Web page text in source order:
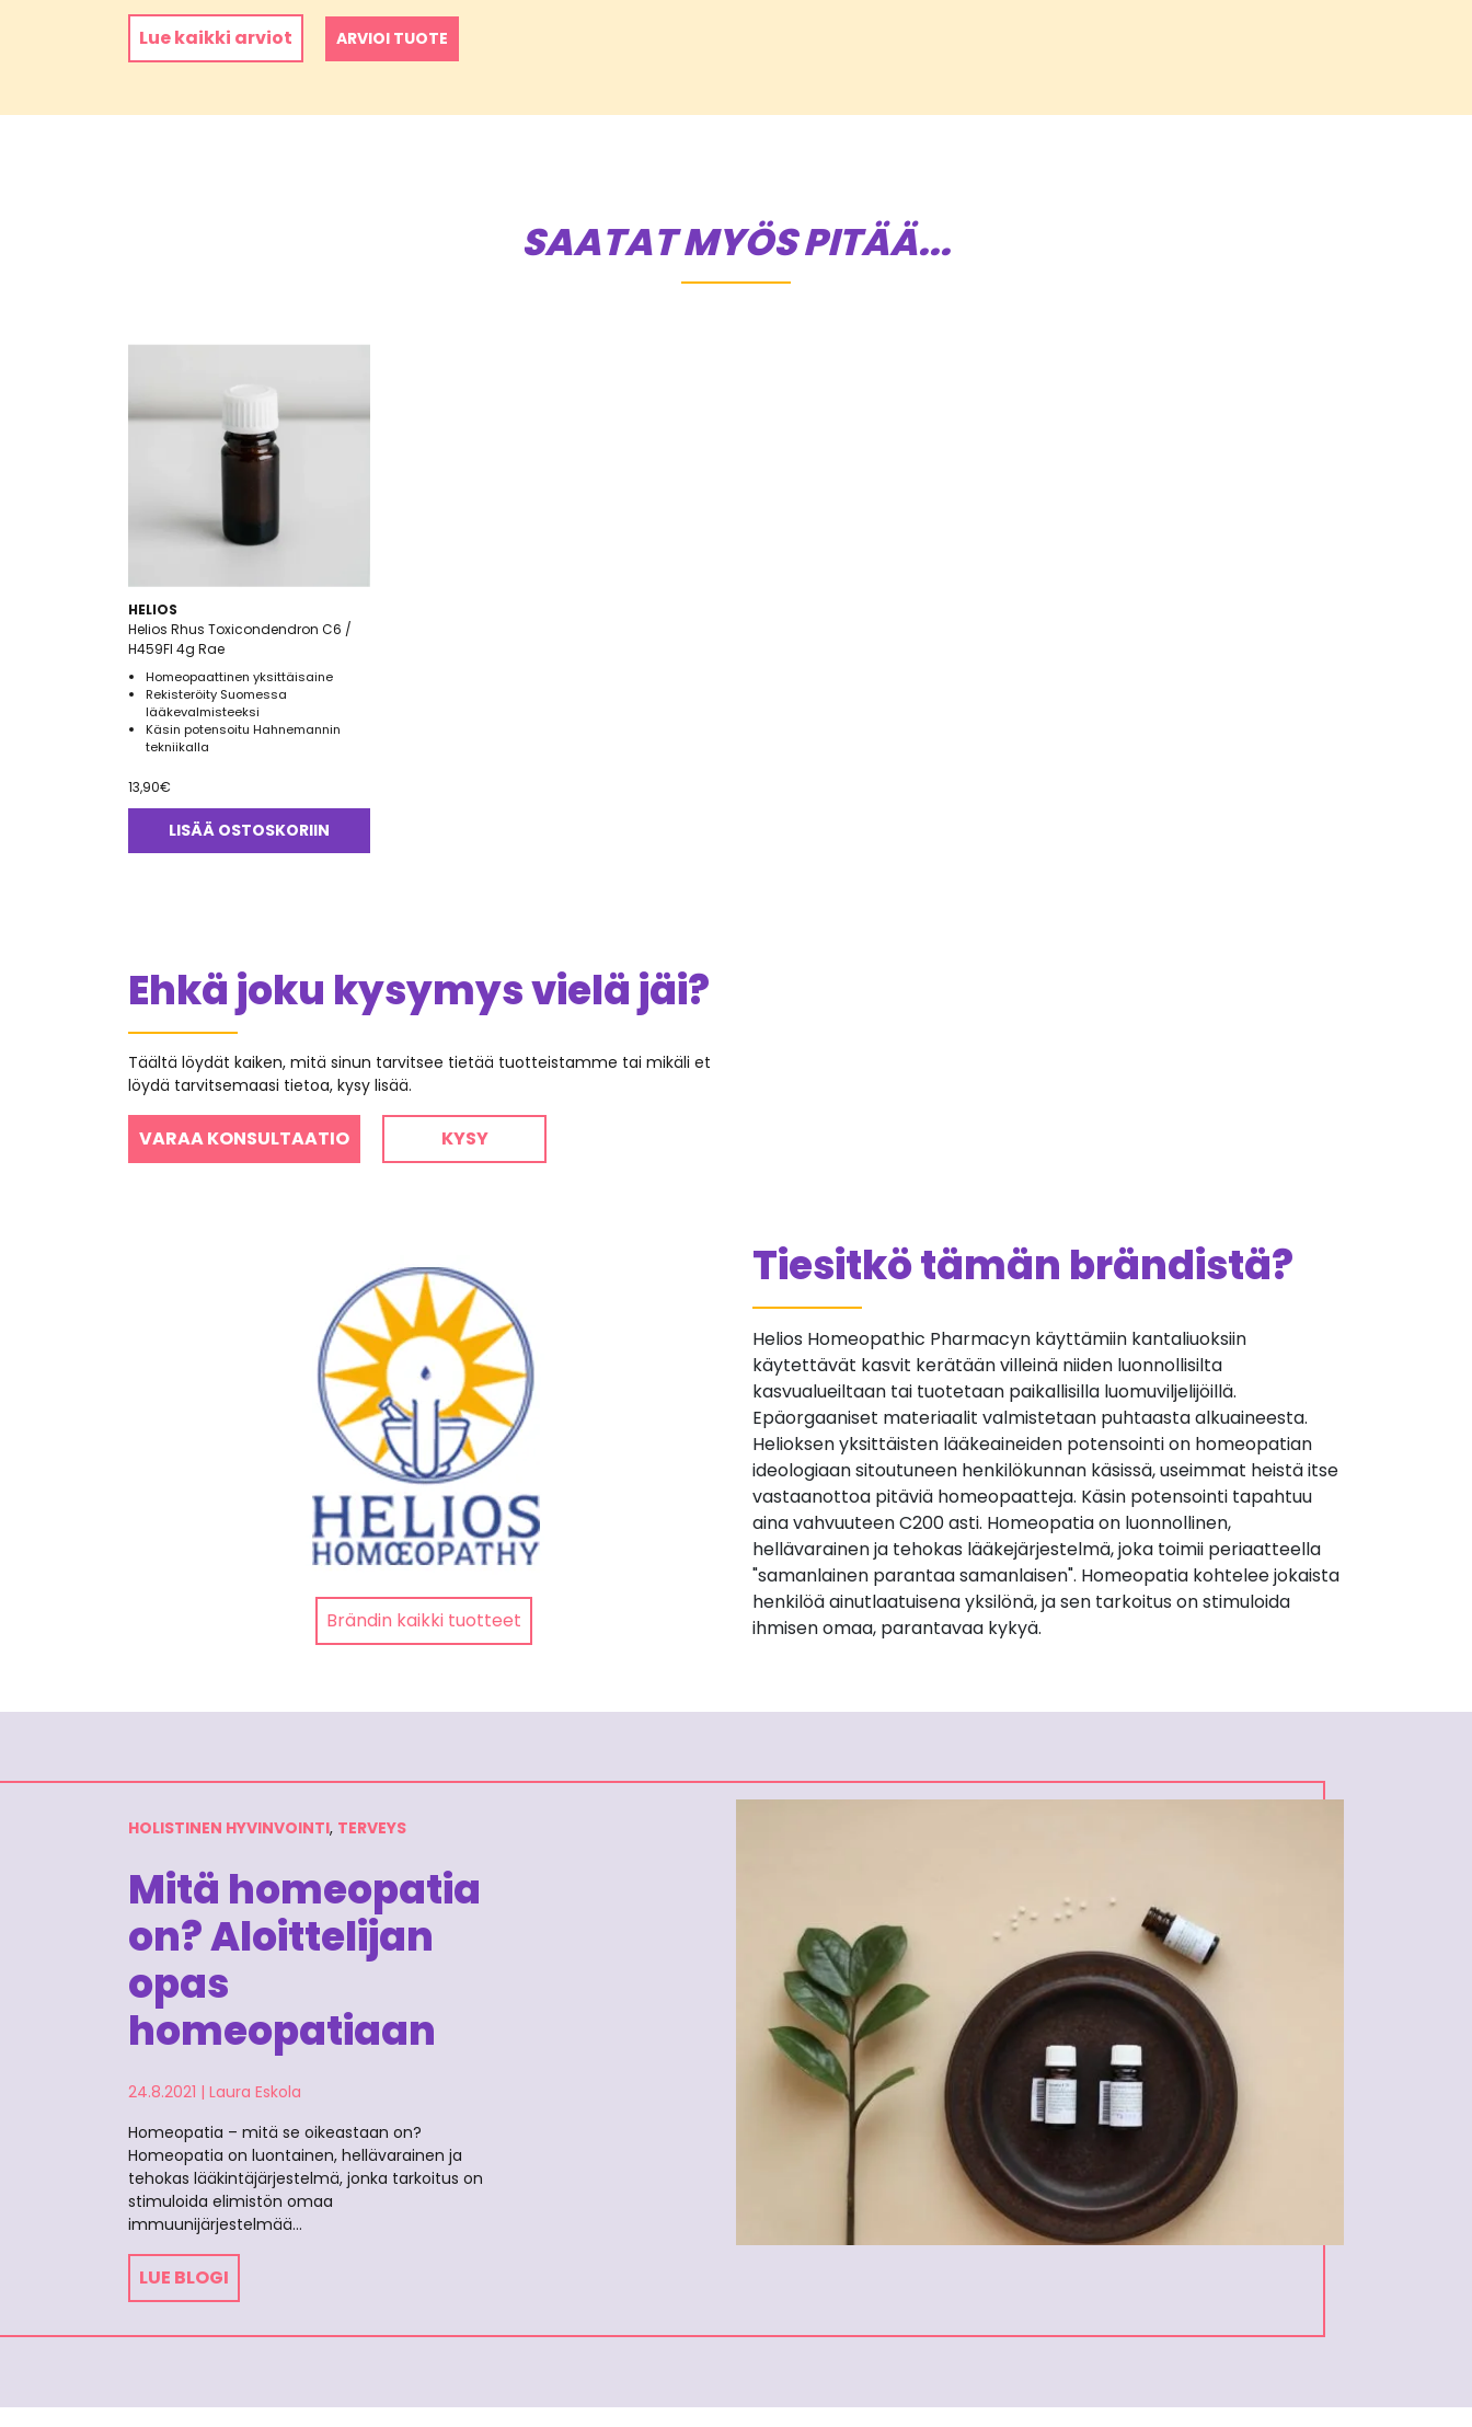
Lue kaikki arviot ARVIOI TUOTE
SAATAT MYÖS PITÄÄ...
HELIOS
Helios Rhus Toxicondendron C6 /
H459FI 4g Rae
Homeopaattinen yksittäisaine
Rekisteröity Suomessa
lääkevalmisteeksi
Käsin potensoitu Hahnemannin
tekniikalla
13,90€
LISÄÄ OSTOSKORIIN
Ehkä joku kysymys vielä jäi?
Täältä löydät kaiken, mitä sinun tarvitsee tietää tuotteistamme tai mikäli et
löydä tarvitsemaasi tietoa, kysy lisää.
VARAA KONSULTAATIO KYSY
Brändin kaikki tuotteet
Tiesitkö tämän brändistä?
Helios Homeopathic Pharmacyn käyttämiin kantaliuoksiin
käytettävät kasvit kerätään villeinä niiden luonnollisilta
kasvualueiltaan tai tuotetaan paikallisilla luomuviljelijöillä.
Epäorgaaniset materiaalit valmistetaan puhtaasta alkuaineesta.
Helioksen yksittäisten lääkeaineiden potensointi on homeopatian
ideologiaan sitoutuneen henkilökunnan käsissä, useimmat heistä itse
vastaanottoa pitäviä homeopaatteja. Käsin potensointi tapahtuu
aina vahvuuteen C200 asti. Homeopatia on luonnollinen,
hellävarainen ja tehokas lääkejärjestelmä, joka toimii periaatteella
"samanlainen parantaa samanlaisen". Homeopatia kohtelee jokaista
henkilöä ainutlaatuisena yksilönä, ja sen tarkoitus on stimuloida
ihmisen omaa, parantavaa kykyä.
HOLISTINEN HYVINVOINTI, TERVEYS
Mitä homeopatia
on? Aloittelijan
opas
homeopatiaan
24.8.2021 | Laura Eskola
Homeopatia – mitä se oikeastaan on?
Homeopatia on luontainen, hellävarainen ja
tehokas lääkintäjärjestelmä, jonka tarkoitus on
stimuloida elimistön omaa
immuunijärjestelmää…
LUE BLOGI